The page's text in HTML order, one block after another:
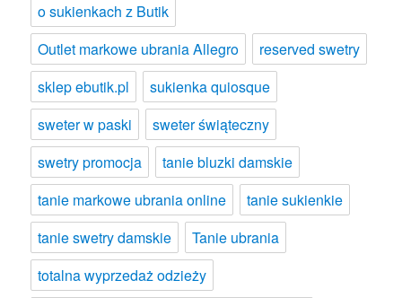
o sukienkach z Butik
Outlet markowe ubrania Allegro
reserved swetry
sklep ebutik.pl
sukienka quiosque
sweter w paski
sweter świąteczny
swetry promocja
tanie bluzki damskie
tanie markowe ubrania online
tanie sukienkie
tanie swetry damskie
Tanie ubrania
totalna wyprzedaż odzieży